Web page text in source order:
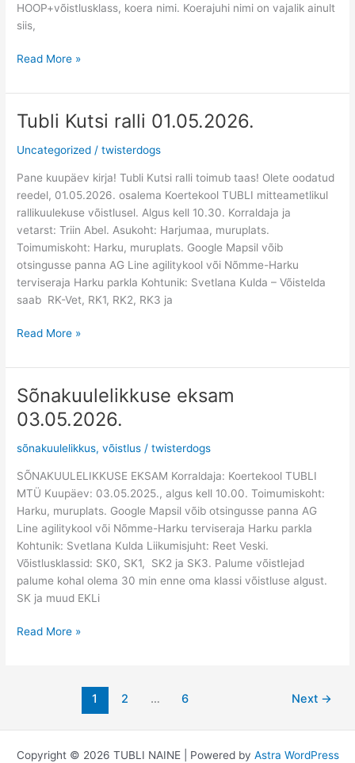
HOOP+võistlusklass, koera nimi. Koerajuhi nimi on vajalik ainult
siis,
Read More »
Tubli Kutsi ralli 01.05.2026.
Uncategorized /twisterdogs
Pane kuupäev kirja! Tubli Kutsi ralli toimub taas! Olete oodatud
reedel, 01.05.2026. osalema Koertekool TUBLI mitteametlikul
rallikuulekuse võistlusel. Algus kell 10.30. Korraldaja ja
vetarst: Triin Abel. Asukoht: Harjumaa, muruplats.
Toimumiskoht: Harku, muruplats. Google Mapsil võib
otsingusse panna AG Line agilitykool või Nõmme-Harku
terviseraja Harku parkla Kohtunik: Svetlana Kulda – Võistelda
saab RK-Vet, RK1, RK2, RK3 ja
Tubli
ralli
Read More »
Sõnakuulelikkuse eksam
03.05.2026.
sõnakuulelikkus,võistlus /twisterdogs
SÕNAKUULELIKKUSE EKSAM Korraldaja: Koertekool TUBLI
MTÜ Kuupäev: 03.05.2025., algus kell 10.00. Toimumiskoht:
Harku, muruplats. Google Mapsil võib otsingusse panna AG
Line agilitykool või Nõmme-Harku terviseraja Harku parkla
Kohtunik: Svetlana Kulda Liikumisjuht: Reet Veski.
Võistlusklassid: SK0, SK1, SK2 ja SK3. Palume võistlejad
palume kohal olema 30 min enne oma klassi võistluse algust.
SK ja muud EKLi
Sõnakuulelikkuse
eksam
03.05.2026.
Read More »
1 2 … 6 Next →
Copyright © 2026 TUBLI NAINE | Powered by Astra WordPress